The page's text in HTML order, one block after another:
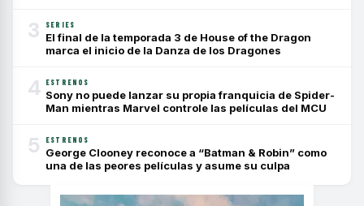
3 SERIES
El final de la temporada 3 de House of the Dragon
marca el inicio de la Danza de los Dragones
4 ESTRENOS
Sony no puede lanzar su propia franquicia de Spider-
Man mientras Marvel controle las películas del MCU
5 ESTRENOS
George Clooney reconoce a “Batman & Robin” como
una de las peores películas y asume su culpa